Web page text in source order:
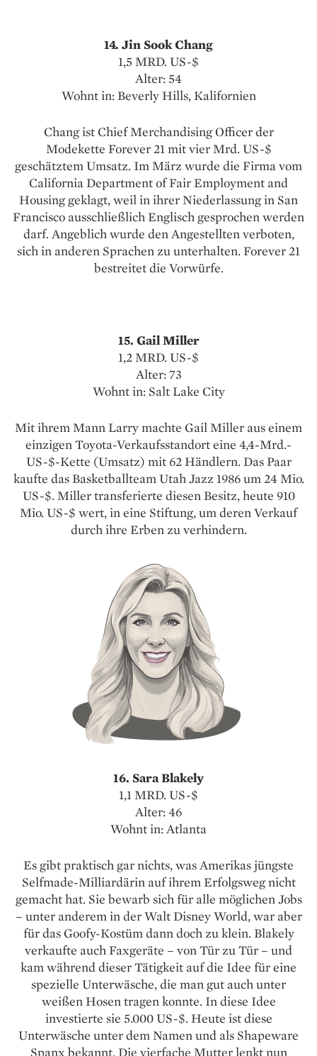
14. Jin Sook Chang
1,5 MRD. US-$
Alter: 54
Wohnt in: Beverly Hills, Kalifornien
Chang ist Chief Merchandising Officer der
Modekette Forever 21 mit vier Mrd. US-$
geschätztem Umsatz. Im März wurde die Firma vom
California Department of Fair Employment and
Housing geklagt, weil in ihrer Niederlassung in San
Francisco ausschließlich Englisch gesprochen werden
darf. Angeblich wurde den Angestellten verboten,
sich in anderen Sprachen zu unterhalten. For­ever 21
bestreitet die Vorwürfe.
15. Gail Miller
1,2 MRD. US-$
Alter: 73
Wohnt in: Salt Lake City
Mit ihrem Mann Larry machte Gail Miller aus einem
einzigen Toyota-Verkaufsstandort eine 4,4-Mrd.-
US-$-Kette (Umsatz) mit 62 Händlern. Das Paar
kaufte das Basketballteam Utah Jazz 1986 um 24 Mio.
US-$. Miller transferierte diesen Besitz, heute 910
Mio. US-$ wert, in eine Stiftung, um deren Verkauf
durch ihre Erben zu verhindern.
16. Sara Blakely
1,1 MRD. US-$
Alter: 46
Wohnt in: Atlanta
Es gibt praktisch gar nichts, was Amerikas jüngste
Selfmade-Milliardärin auf ihrem Erfolgsweg nicht
gemacht hat. Sie bewarb sich für alle möglichen Jobs
– unter anderem in der Walt Disney World, war aber
für das Goofy-Kostüm dann doch zu klein. Blakely
verkaufte auch Faxgeräte – von Tür zu Tür – und
kam während dieser Tätigkeit auf die Idee für eine
spezielle Unterwäsche, die man gut auch unter
weißen Hosen tragen konnte. In diese Idee
investierte sie 5.000 US-$. Heute ist diese
Unterwäsche unter dem Namen und als Shapeware
Spanx bekannt. Die vierfache Mutter lenkt nun